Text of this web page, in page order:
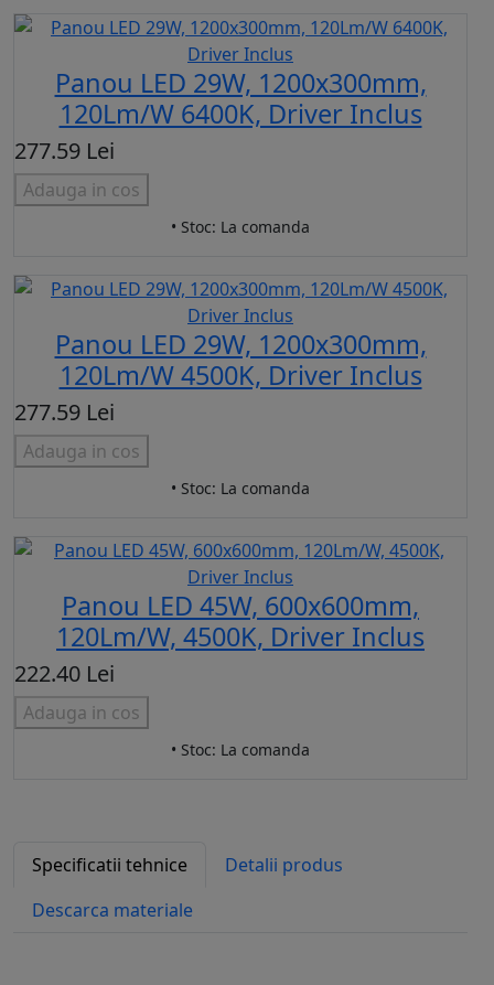
Panou LED 29W, 1200x300mm,
120Lm/W 6400K, Driver Inclus
277.59 Lei
Adauga in cos
• Stoc: La comanda
Panou LED 29W, 1200x300mm,
120Lm/W 4500K, Driver Inclus
277.59 Lei
Adauga in cos
• Stoc: La comanda
Panou LED 45W, 600x600mm,
120Lm/W, 4500K, Driver Inclus
222.40 Lei
Adauga in cos
• Stoc: La comanda
Specificatii tehnice
Detalii produs
Descarca materiale